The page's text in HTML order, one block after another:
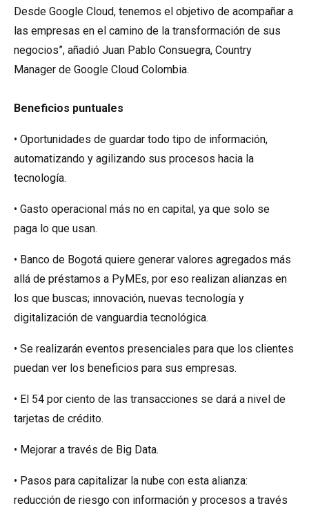
Desde Google Cloud, tenemos el objetivo de acompañar a
las empresas en el camino de la transformación de sus
negocios”, añadió Juan Pablo Consuegra, Country
Manager de Google Cloud Colombia.
Beneficios puntuales
• Oportunidades de guardar todo tipo de información,
automatizando y agilizando sus procesos hacia la
tecnología.
• Gasto operacional más no en capital, ya que solo se
paga lo que usan.
• Banco de Bogotá quiere generar valores agregados más
allá de préstamos a PyMEs, por eso realizan alianzas en
los que buscas; innovación, nuevas tecnología y
digitalización de vanguardia tecnológica.
• Se realizarán eventos presenciales para que los clientes
puedan ver los beneficios para sus empresas.
• El 54 por ciento de las transacciones se dará a nivel de
tarjetas de crédito.
• Mejorar a través de Big Data.
• Pasos para capitalizar la nube con esta alianza:
reducción de riesgo con información y procesos a través